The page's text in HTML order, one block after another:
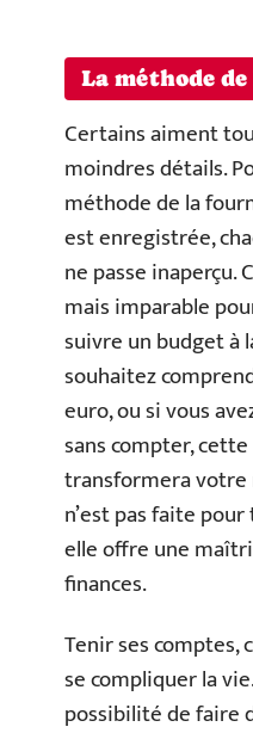
La méthode
Certains aiment
moindres détails.
méthode de la
est enregistrée,
ne passe inaperçu.
mais imparable
suivre un budget à
souhaitez
euro, ou si vous
sans compter,
transformera votre
n’est pas faite
elle offre une
finances.
Tenir ses comptes,
se compliquer la
possibilité de faire